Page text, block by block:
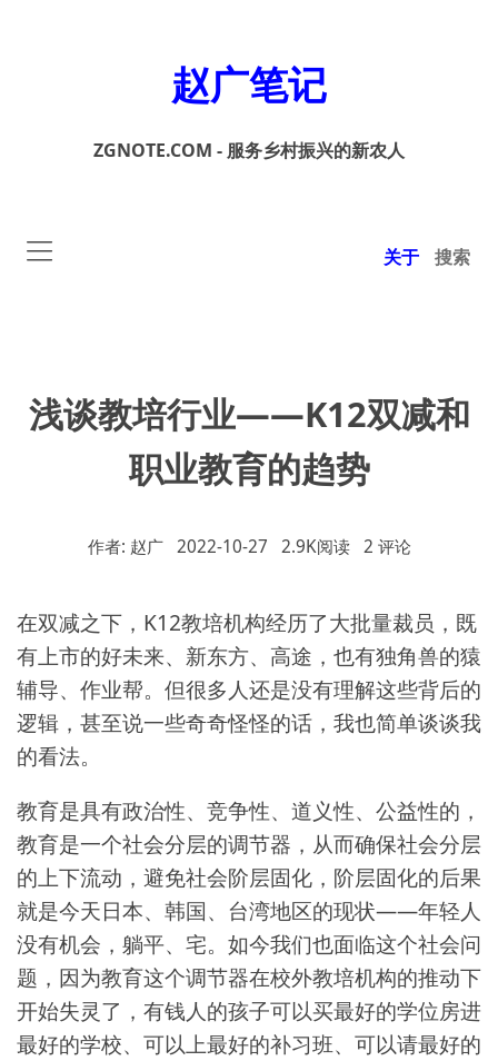
赵广笔记
ZGNOTE.COM - 服务乡村振兴的新农人
关于 搜索
浅谈教培行业——K12双减和
职业教育的趋势
作者: 赵广 2022-10-27 2.9K阅读 2 评论
在双减之下，K12教培机构经历了大批量裁员，既
有上市的好未来、新东方、高途，也有独角兽的猿
辅导、作业帮。但很多人还是没有理解这些背后的
逻辑，甚至说一些奇奇怪怪的话，我也简单谈谈我
的看法。
教育是具有政治性、竞争性、道义性、公益性的，
教育是一个社会分层的调节器，从而确保社会分层
的上下流动，避免社会阶层固化，阶层固化的后果
就是今天日本、韩国、台湾地区的现状——年轻人
没有机会，躺平、宅。如今我们也面临这个社会问
题，因为教育这个调节器在校外教培机构的推动下
开始失灵了，有钱人的孩子可以买最好的学位房进
最好的学校、可以上最好的补习班、可以请最好的